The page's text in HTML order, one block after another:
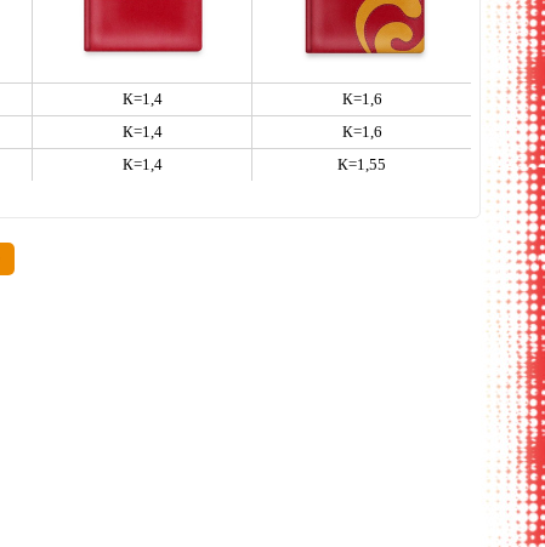
К=1,4
К=1,6
К=1,4
К=1,6
К=1,4
К=1,55